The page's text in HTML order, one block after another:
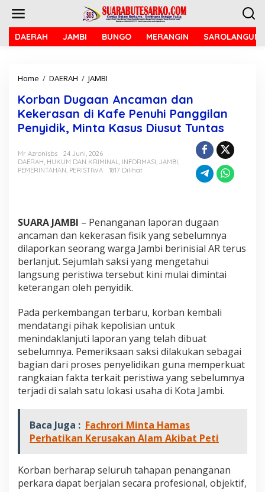
DAERAH JAMBI BUNGO MERANGIN SAROLANGUN
Home / DAERAH / JAMBI
r
b
a
n
g
a
c
a
m
a
n
d
a
K
e
k
e
r
a
s
a
K
a
P
e
Korban Dugaan Ancaman dan
Kekerasan di Kafe Penuhi Panggilan
Penyidik, Minta Kasus Diusut Tuntas
Mr Azronisbs
24 Juni, 2026
DAERAH, HUKUM DAN KRIMINAL, INFORMASI, JAMBI,
PEMERINTAHAN, PERISTIWA 1817 Dilihat
SUARA JAMBI – Penanganan laporan dugaan
ancaman dan kekerasan fisik yang sebelumnya
dilaporkan seorang warga Jambi berinisial AR terus
berlanjut. Sejumlah saksi yang mengetahui
langsung peristiwa tersebut kini mulai dimintai
keterangan oleh penyidik.
Pada perkembangan terbaru, korban kembali
mendatangi pihak kepolisian untuk
menindaklanjuti laporan yang telah dibuat
sebelumnya. Pemeriksaan saksi dilakukan sebagai
bagian dari proses penyelidikan guna memperkuat
rangkaian fakta terkait peristiwa yang sebelumnya
terjadi di salah satu lokasi usaha di Kota Jambi.
Baca Juga : Fachrori Minta Hamas
Perhatikan Kerusakan Alam Akibat Peti
Korban berharap seluruh tahapan penanganan
perkara dapat berjalan secara profesional, objektif,